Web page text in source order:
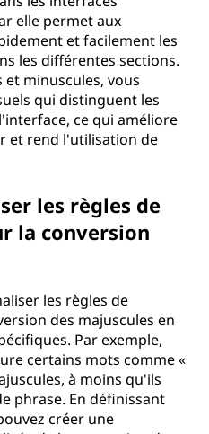
elle permet aux
et facilement les
les différentes sections.
et minuscules, vous
qui distinguent les
ce qui améliore
et rend l'utilisation de
les règles de
la conversion
les règles de
des majuscules en
Par exemple,
certains mots comme «
à moins qu'ils
phrase. En définissant
créer une